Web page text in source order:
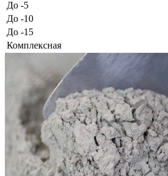
До -5
До -10
До -15
Комплексная